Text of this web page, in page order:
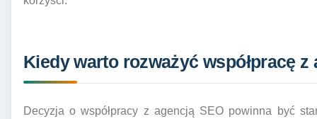
Kiedy warto rozważyć współpracę z
Decyzja o współpracy z agencją SEO powinna być